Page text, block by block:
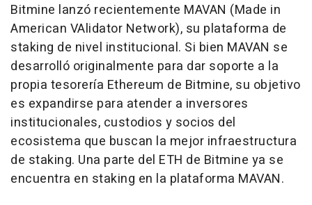
Bitmine lanzó recientemente MAVAN (Made in
American VAlidator Network), su plataforma de
staking de nivel institucional. Si bien MAVAN se
desarrolló originalmente para dar soporte a la
propia tesorería Ethereum de Bitmine, su objetivo
es expandirse para atender a inversores
institucionales, custodios y socios del
ecosistema que buscan la mejor infraestructura
de staking. Una parte del ETH de Bitmine ya se
encuentra en staking en la plataforma MAVAN.